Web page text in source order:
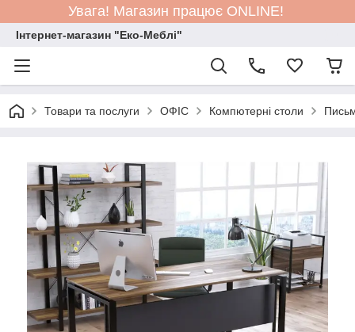
Увага! Магазин працює ONLINE!
Інтернет-магазин "Еко-Меблі"
Товари та послуги ОФІС Компютерні столи